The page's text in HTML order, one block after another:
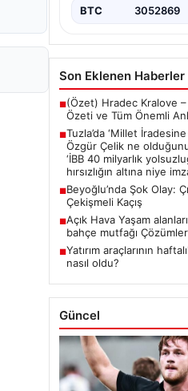
{ "title": "Tuzla'da
ilçesinde…
BTC 3052869
Son Eklenen Haberler
■(Özet) Hradec Kralove –
Özeti ve Tüm Önemli
■Tuzla’da ‘Millet
Özgür Çelik ne
‘İBB 40 milyarlık
hırsızlığın altına niye
■Beyoğlu’nda Şok Olay:
Çekişmeli Kaçış
■Açık Hava Yaşam
bahçe mutfağı
■Yatırım araçlarının
nasıl oldu?
Güncel